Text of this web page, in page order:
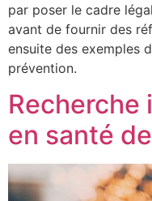
par poser le cadre
avant de fournir des
ensuite des exemples
prévention.
en santé